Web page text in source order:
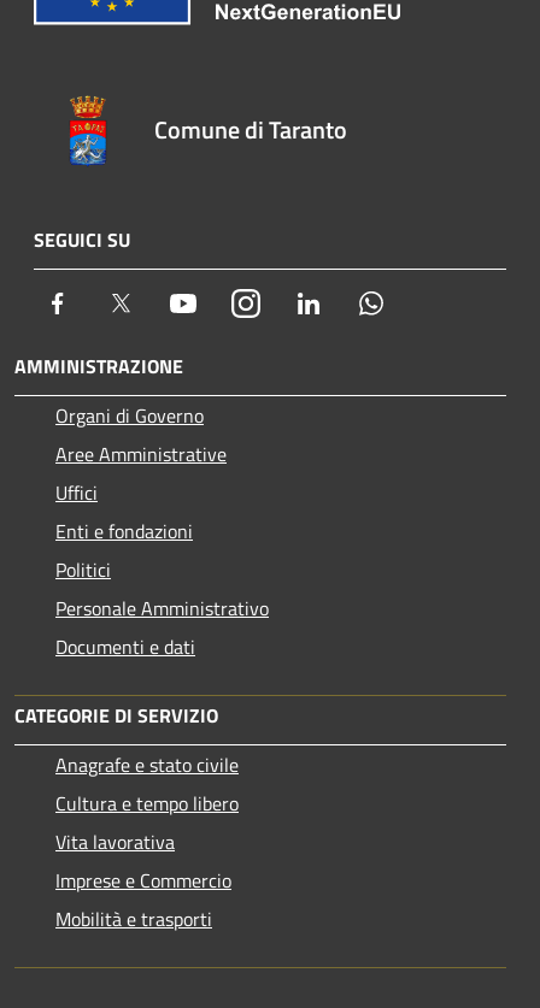
Comune di Taranto
SEGUICI SU
Facebook Twitter YoutubeInstagram LinkedIn
AMMINISTRAZIONE
Organi di Governo
Aree Amministrative
Uffici
Enti e fondazioni
Politici
Personale Amministrativo
Documenti e dati
CATEGORIE DI SERVIZIO
Anagrafe e stato civile
Cultura e tempo libero
Vita lavorativa
Imprese e Commercio
Mobilità e trasporti